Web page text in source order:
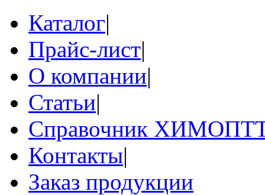
Каталог|
Прайс-лист|
О компании|
Статьи|
Справочник
Контакты|
Заказ продукции